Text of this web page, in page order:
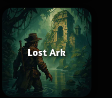
Lost Ark